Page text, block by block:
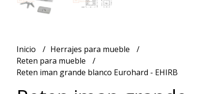
Inicio
Herrajes para mueble
Reten para mueble
Reten iman grande blanco Eurohard - EHIRB